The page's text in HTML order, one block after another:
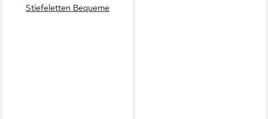
Stiefeletten Bequeme